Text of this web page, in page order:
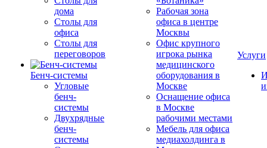
дома
Столы для
офиса
Столы для
переговоров
Бенч-системы
Угловые
бенч-
системы
Двухрядные
бенч-
системы
Рабочая зона
офиса в центре
Москвы
Офис крупного
игрока рынка
медицинского
оборудования в
Москве
Оснащение офиса
в Москве
рабочими местами
Мебель для офиса
медиахолдинга в
Услуги